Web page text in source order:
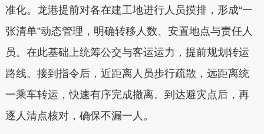
准化。龙港提前对各在建工地进行人员摸排，形成“一
张清单”动态管理，明确转移人数、安置地点与责任人
员。在此基础上统筹公交与客运运力，提前规划转运
路线。接到指令后，近距离人员步行疏散，远距离统
一乘车转运，快速有序完成撤离。到达避灾点后，再
逐人清点核对，确保不漏一人。